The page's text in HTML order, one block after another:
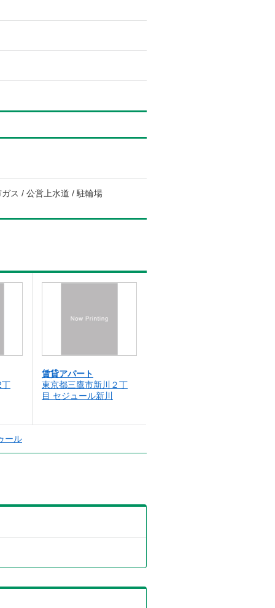
ス / 公営上水道 / 駐輪場
丁
賃貸アパート
東京都三鷹市新川２丁
目 セジュール新川
ール